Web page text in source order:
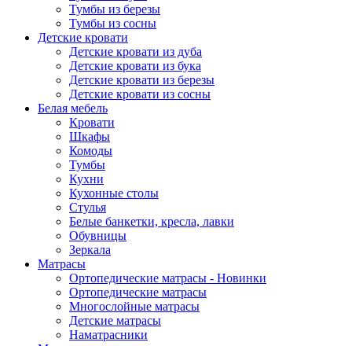
Тумбы из березы
Тумбы из сосны
Детские кровати
Детские кровати из дуба
Детские кровати из бука
Детские кровати из березы
Детские кровати из сосны
Белая мебель
Кровати
Шкафы
Комоды
Тумбы
Кухни
Кухонные столы
Стулья
Белые банкетки, кресла, лавки
Обувницы
Зеркала
Матрасы
Ортопедические матрасы - Новинки
Ортопедические матрасы
Многослойные матрасы
Детские матрасы
Наматрасники